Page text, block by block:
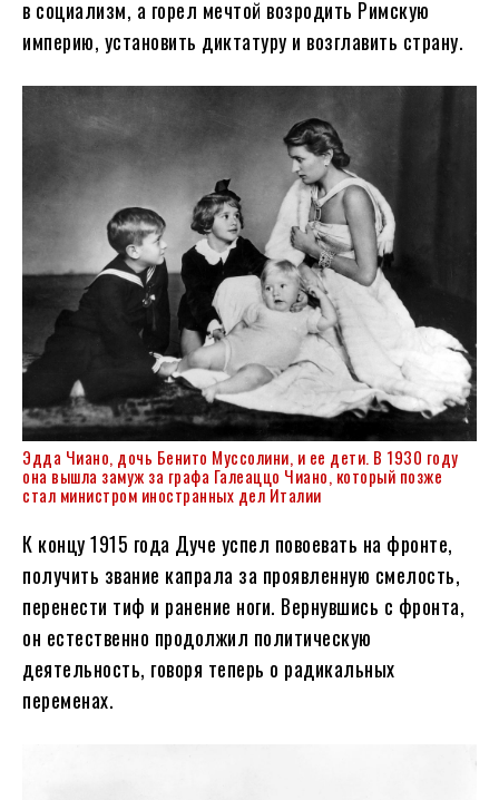
в социализм, а горел мечтой возродить Римскую
империю, установить диктатуру и возглавить страну.
Эдда Чиано, дочь Бенито Муссолини, и ее дети. В 1930 году
она вышла замуж за графа Галеаццо Чиано, который позже
стал министром иностранных дел Италии
К концу 1915 года Дуче успел повоевать на фронте,
получить звание капрала за проявленную смелость,
перенести тиф и ранение ноги. Вернувшись с фронта,
он естественно продолжил политическую
деятельность, говоря теперь о радикальных
переменах.